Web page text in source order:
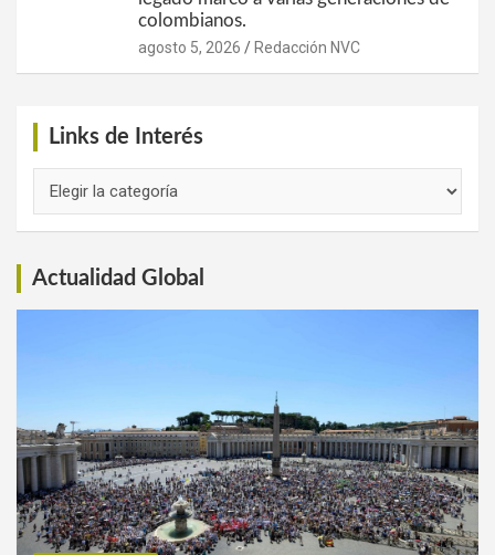
colombianos.
agosto 5, 2026 Redacción NVC
Links de Interés
Actualidad Global